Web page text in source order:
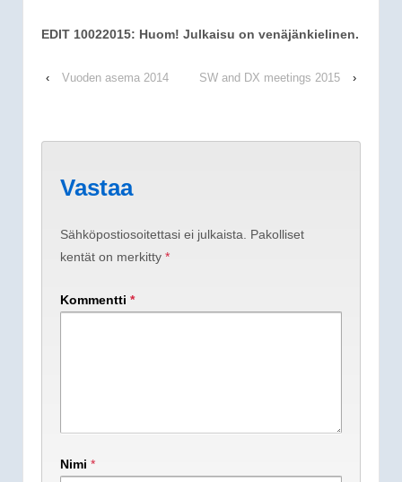
EDIT 10022015: Huom! Julkaisu on venäjänkielinen.
‹ Vuoden asema 2014 SW and DX meetings 2015 ›
Vastaa
Sähköpostiosoitettasi ei julkaista. Pakolliset
kentät on merkitty *
Kommentti *
Nimi *